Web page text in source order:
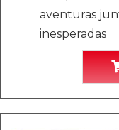
aventuras
inesperadas